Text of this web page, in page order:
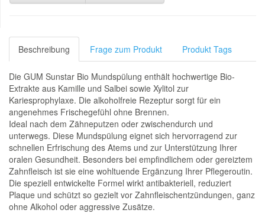
Beschreibung Frage zum Produkt Produkt Tags
Die GUM Sunstar Bio Mundspülung enthält hochwertige Bio-
Extrakte aus Kamille und Salbei sowie Xylitol zur
Kariesprophylaxe. Die alkoholfreie Rezeptur sorgt für ein
angenehmes Frischegefühl ohne Brennen.
Ideal nach dem Zähneputzen oder zwischendurch und
unterwegs. Diese Mundspülung eignet sich hervorragend zur
schnellen Erfrischung des Atems und zur Unterstützung Ihrer
oralen Gesundheit. Besonders bei empfindlichem oder gereiztem
Zahnfleisch ist sie eine wohltuende Ergänzung Ihrer Pflegeroutin.
Die speziell entwickelte Formel wirkt antibakteriell, reduziert
Plaque und schützt so gezielt vor Zahnfleischentzündungen, ganz
ohne Alkohol oder aggressive Zusätze.